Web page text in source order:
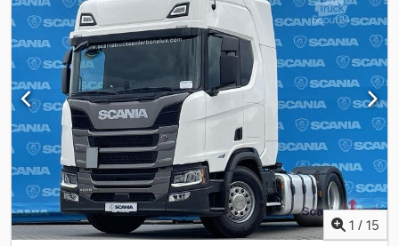
aço-ar
, Ano de fabrico: 2023, número de lugares: 2 , Equipamento:
ABS, aquecedor estacionário, ar condicionado, bloqueio do
diferencial, controlo de velocidade de cruzeiro, sistema de
navegação, Cor: Branco, Peso em vazio: 8415 kg, peso total
autorizado: 19000 kg, 1º eixo: 385/55 R22.5, 2º eixo: 315/70 R22.5,
Bancos em veludo, Suspensão a lâminas e pneumática, Intardador,
Tacógrafo digital, Engate para semirreboque: JOST JSK37C-W
150, -660 mm, EBS – Sistema de travagem eletrónico, ESP –
Programa eletrónico de estabilidade, Ar condicionado
automático, Ar condicionado auxiliar, Controlo de velocidade
adaptativo ACC, Faróis LED, Luzes automáticas, Regulação da
altura dos faróis, Rádio, Transmissão de áudio por Bluetooth,
Preparação para telemóvel Bluetooth, Sensor de chuva, Volante
1 / 15